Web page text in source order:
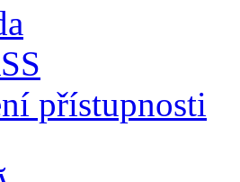
přístupnosti